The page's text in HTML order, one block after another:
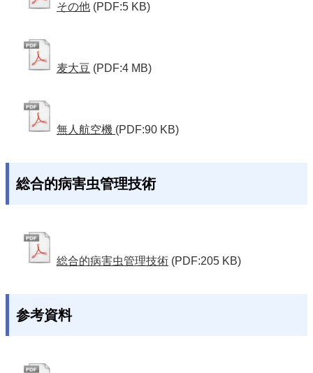
その他 (PDF:5 KB)
麦大豆 (PDF:4 MB)
無人航空機 (PDF:90 KB)
総合的病害虫管理技術
総合的病害虫管理技術 (PDF:205 KB)
参考資料